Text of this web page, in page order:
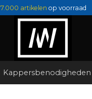
7.000 artikelen op voorraad
Kappersbenodigheden